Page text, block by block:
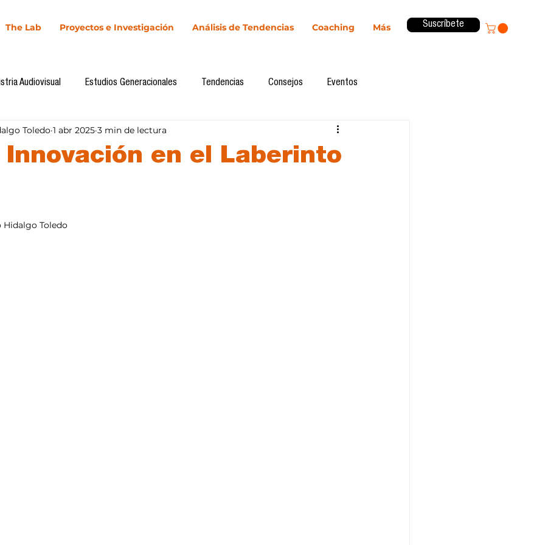
The Lab Proyectos e Investigación Análisis de Tendencias Coaching Más Suscríbete
Audiovisual Estudios Generacionales Tendencias Consejos Eventos
Cultura Digital Comunicación y Sociedad Innovación
Casos de estudio
Innovación en el Laberinto
Toledo 1 abr 2025 3 min de lectura
Toledo